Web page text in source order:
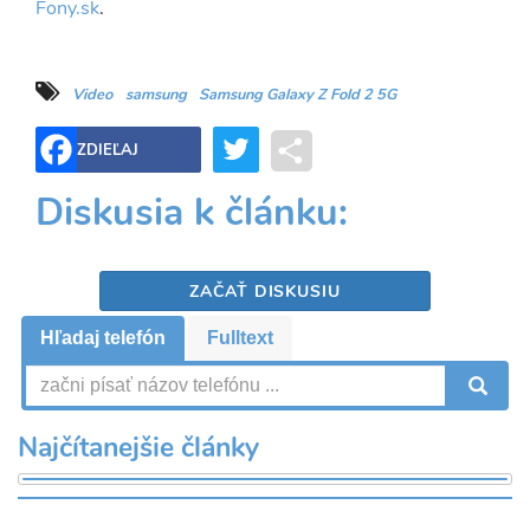
Fony.sk.
Video samsung Samsung Galaxy Z Fold 2 5G
ZDIEĽAJ Twitter
Diskusia k článku:
ZAČAŤ DISKUSIU
Hľadaj telefón Fulltext
Najčítanejšie články